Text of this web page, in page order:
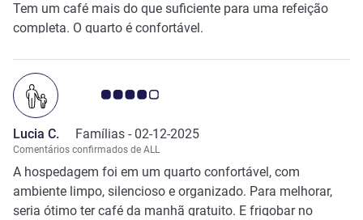
Tem um café mais do que suficiente para uma refeição
completa. O quarto é confortável.
Nota clientes Avis 4.0/5
Lucia C. Famílias - 02-12-2025
Comentários confirmados de ALL
A hospedagem foi em um quarto confortável, com
ambiente limpo, silencioso e organizado. Para melhorar,
seria ótimo ter café da manhã gratuito. E frigobar no